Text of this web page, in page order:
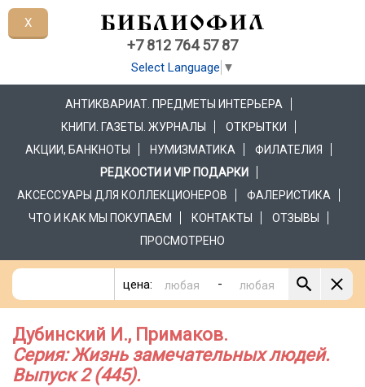
+7 812 764 57 87
Select Language ▼
АНТИКВАРИАТ. ПРЕДМЕТЫ ИНТЕРЬЕРА
КНИГИ. ГАЗЕТЫ. ЖУРНАЛЫ
ОТКРЫТКИ
АКЦИИ, БАНКНОТЫ
НУМИЗМАТИКА
ФИЛАТЕЛИЯ
РЕДКОСТИ И VIP ПОДАРКИ
АКСЕССУАРЫ ДЛЯ КОЛЛЕКЦИОНЕРОВ
ФАЛЕРИСТИКА
ЧТО И КАК МЫ ПОКУПАЕМ
КОНТАКТЫ
ОТЗЫВЫ
ПРОСМОТРЕНО
цена: -
Дубинский И., Примаков.
Серия: Жизнь замечательных людей.
Выпуск 2 (445).
X